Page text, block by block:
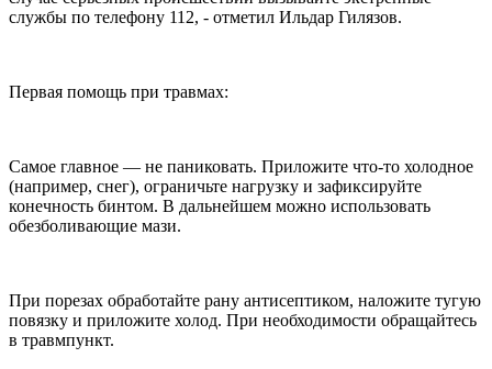
службы по телефону 112, - отметил Ильдар Гилязов.
Первая помощь при травмах:
Самое главное — не паниковать. Приложите что-то холодное
(например, снег), ограничьте нагрузку и зафиксируйте
конечность бинтом. В дальнейшем можно использовать
обезболивающие мази.
При порезах обработайте рану антисептиком, наложите тугую
повязку и приложите холод. При необходимости обращайтесь
в травмпункт.